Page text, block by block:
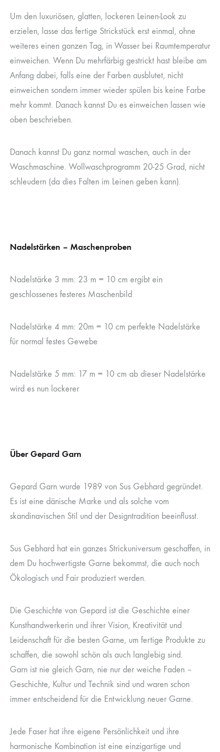
Um den luxuriösen, glatten, lockeren Leinen-Look zu
erzielen, lasse das fertige Strickstück erst einmal, ohne
weiteres einen ganzen Tag, in Wasser bei Raumtemperatur
einweichen. Wenn Du mehrfärbig gestrickt hast bleibe am
Anfang dabei, falls eine der Farben ausblutet, nicht
einweichen sondern immer wieder spülen bis keine Farbe
mehr kommt. Danach kannst Du es einweichen lassen wie
oben beschrieben.
Danach kannst Du ganz normal waschen, auch in der
Waschmaschine. Wollwaschprogramm 20-25 Grad, nicht
schleudern (da dies Falten im Leinen geben kann).
Nadelstärken – Maschenproben
Nadelstärke 3 mm: 23 m = 10 cm ergibt ein
geschlossenes festeres Maschenbild
Nadelstärke 4 mm: 20m = 10 cm perfekte Nadelstärke
für normal festes Gewebe
Nadelstärke 5 mm: 17 m = 10 cm ab dieser Nadelstärke
wird es nun lockerer
Über Gepard Garn
Gepard Garn wurde 1989 von Sus Gebhard gegründet.
Es ist eine dänische Marke und als solche vom
skandinavischen Stil und der Designtradition beeinflusst.
Sus Gebhard hat ein ganzes Strickuniversum geschaffen, in
dem Du hochwertigste Garne bekommst, die auch noch
Ökologisch und Fair produziert werden.
Die Geschichte von Gepard ist die Geschichte einer
Kunsthandwerkerin und ihrer Vision, Kreativität und
Leidenschaft für die besten Garne, um fertige Produkte zu
schaffen, die sowohl schön als auch langlebig sind.
Garn ist nie gleich Garn, nie nur der weiche Faden –
Geschichte, Kultur und Technik sind und waren schon
immer entscheidend für die Entwicklung neuer Garne.
Jede Faser hat ihre eigene Persönlichkeit und ihre
harmonische Kombination ist eine einzigartige und